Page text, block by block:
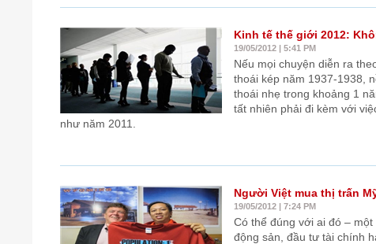
Kinh tế thế giới 2012:
19/05/2012 | 5:41 PM
Nếu mọi chuyện diễn ra
thoái kép năm 1937-1938,
thoái nhẹ trong khoảng 1
tất nhiên phải đi kèm với
như năm 2011.
Người Việt mua thị trấn
19/05/2012 | 7:24 PM
Có thể đúng với ai đó –
động sản, đầu tư tài chính